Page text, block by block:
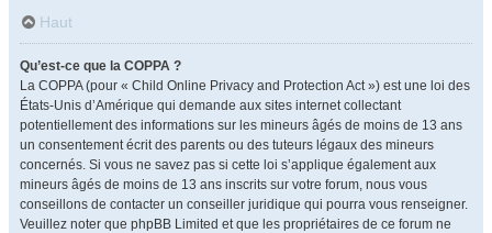
Haut
Qu’est-ce que la COPPA ?
La COPPA (pour « Child Online Privacy and Protection Act ») est une loi des
États-Unis d’Amérique qui demande aux sites internet collectant
potentiellement des informations sur les mineurs âgés de moins de 13 ans
un consentement écrit des parents ou des tuteurs légaux des mineurs
concernés. Si vous ne savez pas si cette loi s’applique également aux
mineurs âgés de moins de 13 ans inscrits sur votre forum, nous vous
conseillons de contacter un conseiller juridique qui pourra vous renseigner.
Veuillez noter que phpBB Limited et que les propriétaires de ce forum ne